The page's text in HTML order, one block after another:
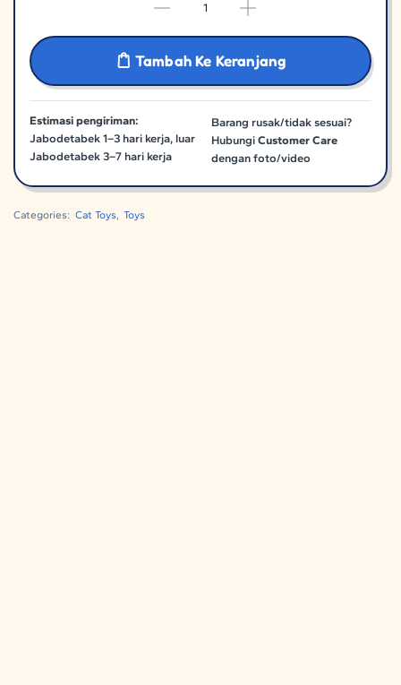
Tambah Ke Keranjang
Estimasi pengiriman:
Jabodetabek 1–3 hari kerja, luar
Jabodetabek 3–7 hari kerja
Barang rusak/tidak sesuai?
HubungiCustomer Care
dengan foto/video
Categories: Cat Toys, Toys